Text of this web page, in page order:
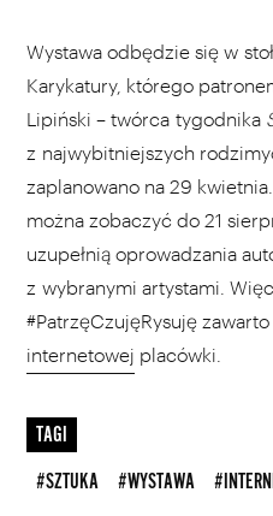
Wystawa odbędzie się w
Karykatury, którego
Lipiński – twórca tygodnika
z najwybitniejszych
zaplanowano na 29
można zobaczyć do 21
uzupełnią oprowadzania
z wybranymi artystami.
#PatrzęCzujęRysuję
internetowej placówki.
TAGI
#SZTUKA #WYSTAWA